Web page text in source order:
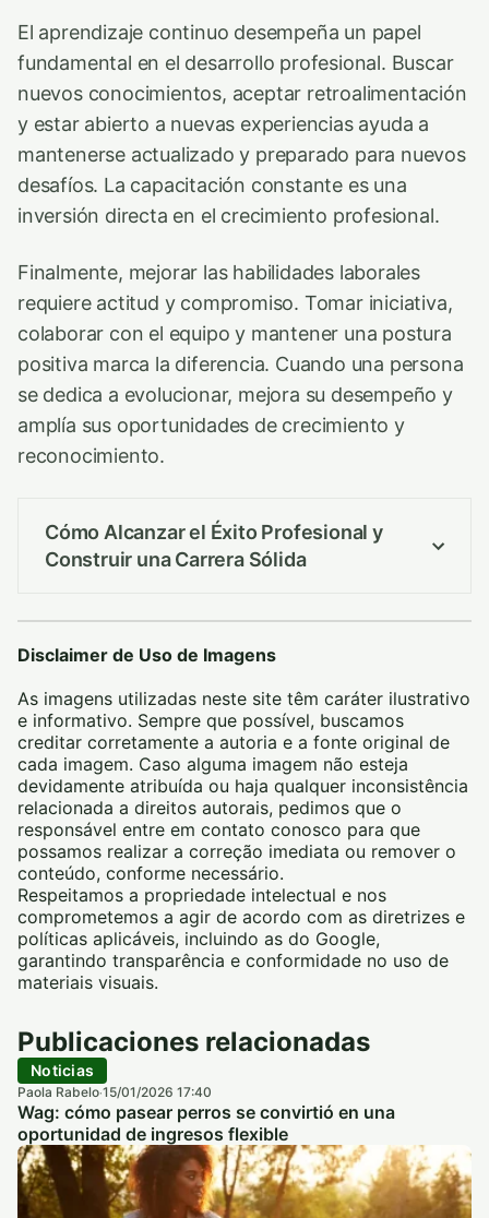
El aprendizaje continuo desempeña un papel
fundamental en el desarrollo profesional. Buscar
nuevos conocimientos, aceptar retroalimentación
y estar abierto a nuevas experiencias ayuda a
mantenerse actualizado y preparado para nuevos
desafíos. La capacitación constante es una
inversión directa en el crecimiento profesional.
Finalmente, mejorar las habilidades laborales
requiere actitud y compromiso. Tomar iniciativa,
colaborar con el equipo y mantener una postura
positiva marca la diferencia. Cuando una persona
se dedica a evolucionar, mejora su desempeño y
amplía sus oportunidades de crecimiento y
reconocimiento.
Cómo Alcanzar el Éxito Profesional y
Construir una Carrera Sólida
Disclaimer de Uso de Imagens
As imagens utilizadas neste site têm caráter ilustrativo
e informativo. Sempre que possível, buscamos
creditar corretamente a autoria e a fonte original de
cada imagem. Caso alguma imagem não esteja
devidamente atribuída ou haja qualquer inconsistência
relacionada a direitos autorais, pedimos que o
responsável entre em contato conosco para que
possamos realizar a correção imediata ou remover o
conteúdo, conforme necessário.
Respeitamos a propriedade intelectual e nos
comprometemos a agir de acordo com as diretrizes e
políticas aplicáveis, incluindo as do Google,
garantindo transparência e conformidade no uso de
materiais visuais.
Publicaciones relacionadas
Noticias
Paola Rabelo·15/01/2026 17:40
Wag: cómo pasear perros se convirtió en una
oportunidad de ingresos flexible